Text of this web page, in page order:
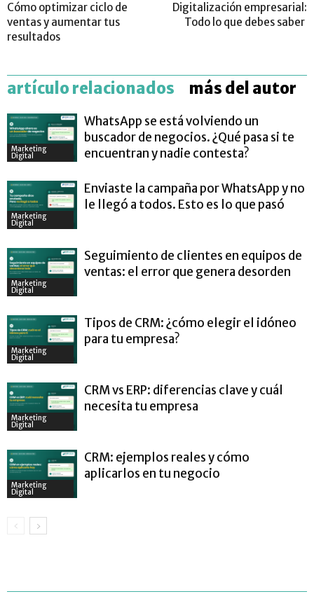
Cómo optimizar ciclo de
ventas y aumentar tus
resultados
Digitalización empresarial:
Todo lo que debes saber
artículo relacionados más del autor
Marketing
Digital
WhatsApp se está volviendo un
buscador de negocios. ¿Qué pasa si te
encuentran y nadie contesta?
Marketing
Digital
Enviaste la campaña por WhatsApp y no
le llegó a todos. Esto es lo que pasó
Marketing
Digital
Seguimiento de clientes en equipos de
ventas: el error que genera desorden
Marketing
Digital
Tipos de CRM: ¿cómo elegir el idóneo
para tu empresa?
Marketing
Digital
CRM vs ERP: diferencias clave y cuál
necesita tu empresa
Marketing
Digital
CRM: ejemplos reales y cómo
aplicarlos en tu negocio